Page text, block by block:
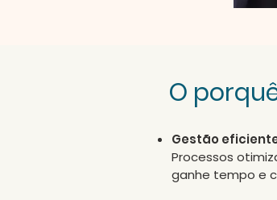
O
Gestão
Processos
ganhe tempo e